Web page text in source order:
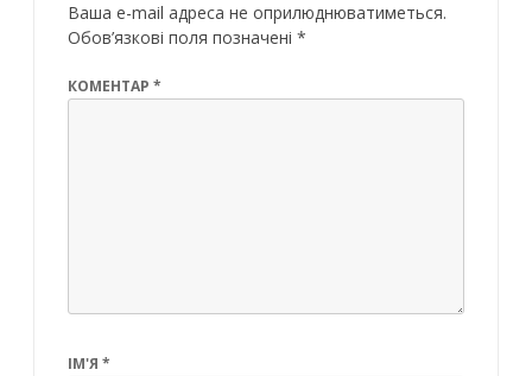
Ваша e-mail адреса не оприлюднюватиметься.
Обов’язкові поля позначені *
КОМЕНТАР *
ІМ'Я *